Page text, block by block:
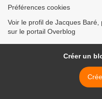
Préférences cookies
Voir le profil de Jacques
sur le portail Overblog
Créer un